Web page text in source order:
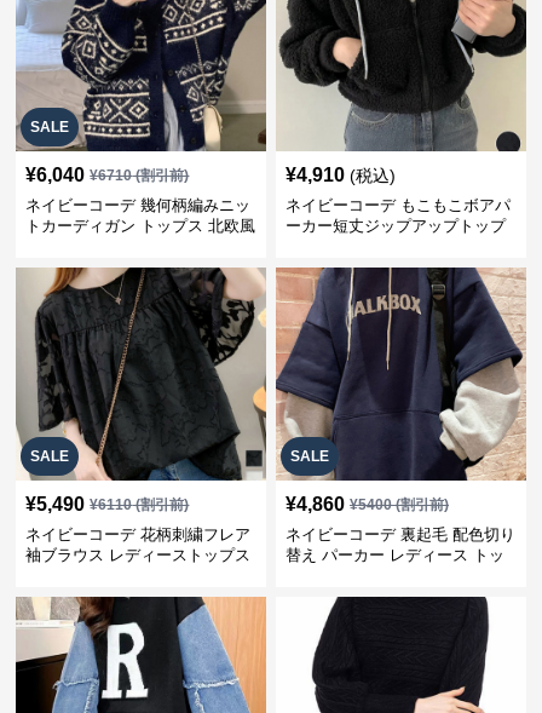
SALE
¥6,040 ¥6710(割引前)
ネイビーコーデ 幾何柄編みニッ
トカーディガン トップス 北欧風
¥4,910 (税込)
ネイビーコーデ もこもこボアパ
ーカー短丈ジップアップトップ
SALE
¥5,490 ¥6110(割引前)
ネイビーコーデ 花柄刺繍フレア
袖ブラウス レディーストップス
SALE
¥4,860 ¥5400(割引前)
ネイビーコーデ 裏起毛 配色切り
替え パーカー レディース トッ